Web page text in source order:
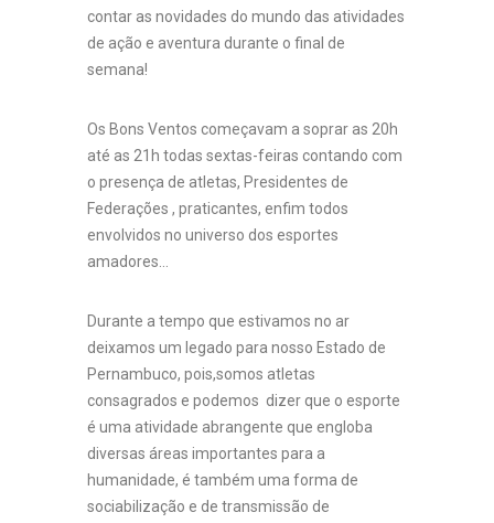
contar as novidades do mundo das atividades
de ação e aventura durante o final de
semana!
Os Bons Ventos começavam a soprar as 20h
até as 21h todas sextas-feiras contando com
o presença de atletas, Presidentes de
Federações , praticantes, enfim todos
envolvidos no universo dos esportes
amadores…
Durante a tempo que estivamos no ar
deixamos um legado para nosso Estado de
Pernambuco, pois,somos atletas
consagrados e podemos dizer que o esporte
é uma atividade abrangente que engloba
diversas áreas importantes para a
humanidade, é também uma forma de
sociabilização e de transmissão de